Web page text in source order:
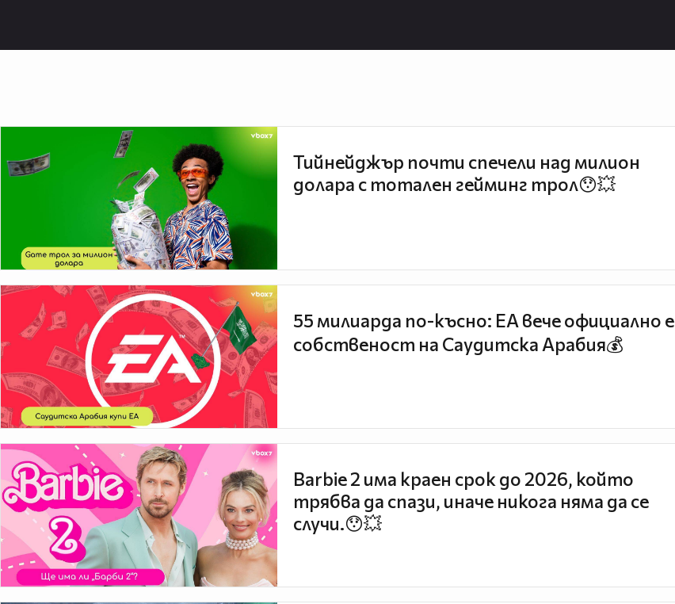
Тийнейджър почти спечели над милион
долара с тотален гейминг трол😯💥
55 милиарда по-късно: EA вече официално е
собственост на Саудитска Арабия💰
Barbie 2 има краен срок до 2026, който
трябва да спази, иначе никога няма да се
случи.😯💥